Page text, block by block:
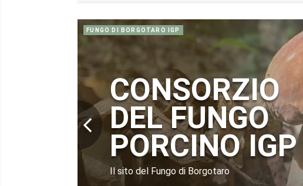
FUNGO DI BORGOTARO IGP
CONSORZIO
DEL FUNGO
PORCINO IGP
Il sito del Fungo di Borgotaro